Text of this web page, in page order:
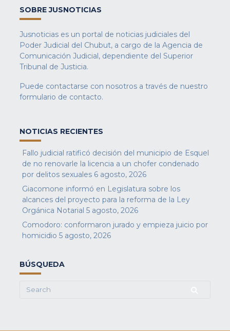
SOBRE JUSNOTICIAS
Jusnoticias es un portal de noticias judiciales del
Poder Judicial del Chubut, a cargo de la Agencia de
Comunicación Judicial, dependiente del Superior
Tribunal de Justicia.
Puede contactarse con nosotros a través de nuestro
formulario de contacto.
NOTICIAS RECIENTES
Fallo judicial ratificó decisión del municipio de Esquel
de no renovarle la licencia a un chofer condenado
por delitos sexuales 6 agosto, 2026
Giacomone informó en Legislatura sobre los
alcances del proyecto para la reforma de la Ley
Orgánica Notarial 5 agosto, 2026
Comodoro: conformaron jurado y empieza juicio por
homicidio 5 agosto, 2026
BÚSQUEDA
Search